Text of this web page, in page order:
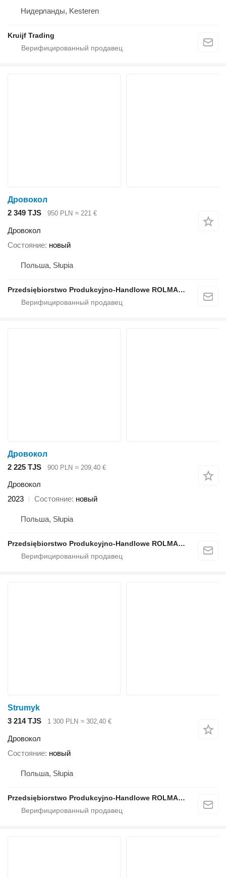
Нидерланды, Kesteren
Kruijf Trading
Дровокол
2 349 TJS
950 PLN ≈ 221 €
Дровокол
Состояние новый
Польша, Słupia
Przedsiębiorstwo Produkcyjno-Handlowe ROLMAPOL Marcin Dziekan
Дровокол
2 225 TJS
900 PLN ≈ 209,40 €
Дровокол
2023
Состояние новый
Польша, Słupia
Przedsiębiorstwo Produkcyjno-Handlowe ROLMAPOL Marcin Dziekan
Strumyk
3 214 TJS
1 300 PLN ≈ 302,40 €
Дровокол
Состояние новый
Польша, Słupia
Przedsiębiorstwo Produkcyjno-Handlowe ROLMAPOL Marcin Dziekan